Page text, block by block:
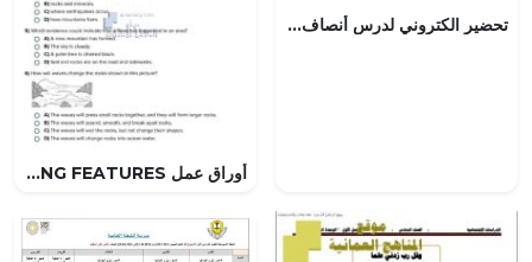
تحضير الكتروني لدرس أنصاف الأشكال (رياضيات) الأول
أوراق عمل EARTH AND ITS CHANGING FEATURES, منهج انجليزي (علوم) الرابع